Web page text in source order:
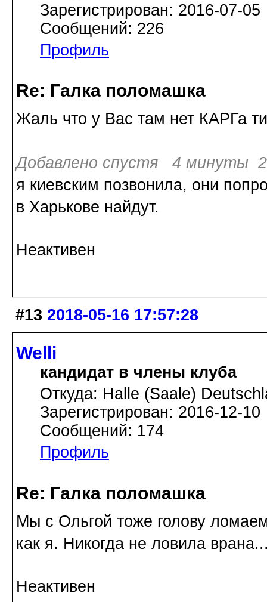
Зарегистрирован: 2016-07-05
Сообщений: 226
Профиль
Re: Галка поломашка
Жаль что у Вас там нет КАРГа
Добавлено спустя 4 минуты
я киевским позвонила, они
в Харькове найдут.
Неактивен
#13 2018-05-16 17:57:28
Welli
кандидат в члены клуба
Откуда: Halle (Saale)
Зарегистрирован: 2016-12-10
Сообщений: 174
Профиль
Re: Галка поломашка
Мы с Ольгой тоже голову
как я. Никогда не ловила
Неактивен